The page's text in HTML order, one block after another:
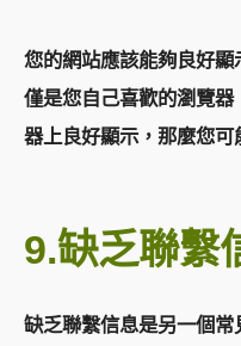
您的網站應該能夠良好
僅是您自己喜歡的瀏覽
器上良好顯示，那麼您可
9.缺乏聯繫
缺乏聯繫信息是另一個